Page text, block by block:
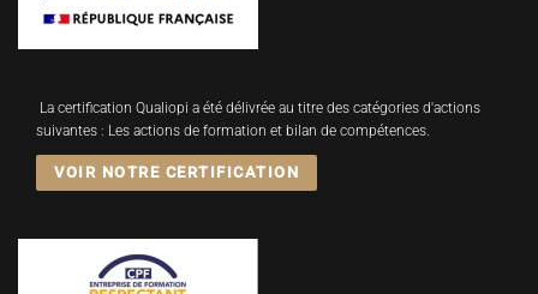
La certification Qualiopi a été délivrée au titre des catégories d'actions
suivantes : Les actions de formation et bilan de compétences.
VOIR NOTRE CERTIFICATION